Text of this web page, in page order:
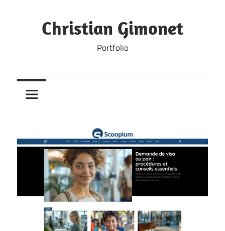
contentChristian Gimonet
Portfolio